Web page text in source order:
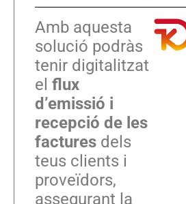
Amb aquesta
solució podràs
tenir digitalitzat
el flux
d’emissió i
recepció de les
factures dels
teus clients i
proveïdors,
assegurant la